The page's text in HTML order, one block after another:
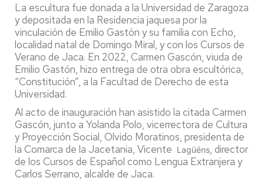
La escultura fue donada a la Universidad de Zaragoza
y depositada en la Residencia jaquesa por la
vinculación de Emilio Gastón y su familia con Echo,
localidad natal de Domingo Miral, y con los Cursos de
Verano de Jaca. En 2022, Carmen Gascón, viuda de
Emilio Gastón, hizo entrega de otra obra escultórica,
“Constitución”, a la Facultad de Derecho de esta
Universidad.
Al acto de inauguración han asistido la citada Carmen
Gascón, junto a Yolanda Polo, vicerrectora de Cultura
y Proyección Social, Olvido Moratinos, presidenta de
la Comarca de la Jacetania, Vicente Lagüéns, director
de los Cursos de Español como Lengua Extranjera y
Carlos Serrano, alcalde de Jaca.